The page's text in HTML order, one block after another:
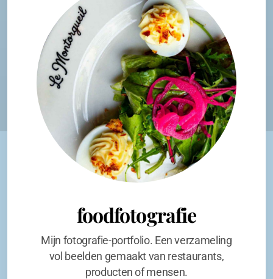
foodfotografie
Mijn fotografie-portfolio. Een verzameling
vol beelden gemaakt van restaurants,
producten of mensen.